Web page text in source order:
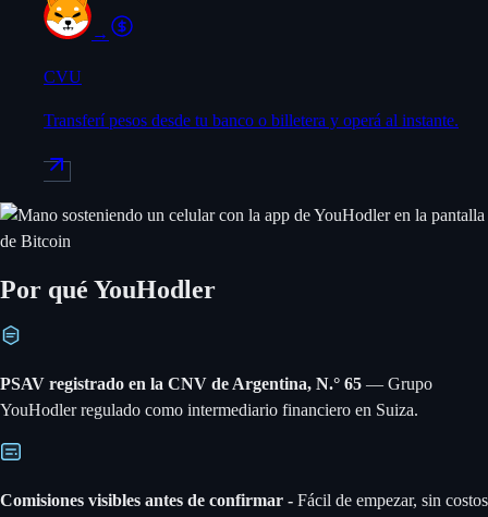
→
CVU
Transferí pesos desde tu banco o billetera y operá al instante.
Por qué YouHodler
PSAV registrado en la CNV de Argentina, N.° 65 — Grupo
YouHodler regulado como intermediario financiero en Suiza.
Comisiones visibles antes de confirmar - Fácil de empezar, sin costos